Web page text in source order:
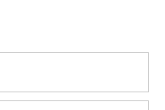
パウダーの量を調整しま
しくすべらせるように
(*1)をさらにプラス。(*1)メ